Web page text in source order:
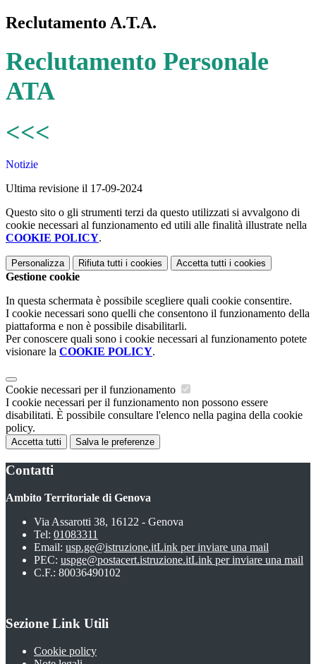
Reclutamento A.T.A.
Reclutamento Personale
ATA
<<<
Notizie
Ultima revisione il 17-09-2024
Questo sito o gli strumenti terzi da questo utilizzati si avvalgono di
cookie necessari al funzionamento ed utili alle finalità illustrate nella
COOKIE POLICY.
Personalizza Rifiuta tutti i cookies Accetta tutti i cookies
Gestione cookie
In questa schermata è possibile scegliere quali cookie consentire.
I cookie necessari sono quelli che consentono il funzionamento della
piattaforma e non è possibile disabilitarli.
Per conoscere quali sono i cookie necessari al funzionamento potete
visionare la COOKIE POLICY.
Cookie necessari per il funzionamento
I cookie necessari per il funzionamento non possono essere
disabilitati. È possibile consultare l'elenco nella pagina della cookie
policy.
Accetta tutti Salva le preferenze
Contatti
Ambito Territoriale di Genova
Via Assarotti 38, 16122 - Genova
Tel: 01083311
Email: usp.ge@istruzione.itLink per inviare una mail
PEC: uspge@postacert.istruzione.itLink per inviare una mail
C.F.: 80036490102
Sezione Link Utili
Cookie policy